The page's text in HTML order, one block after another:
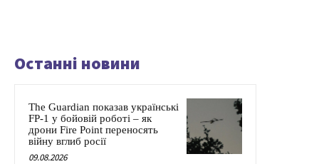
Останні новини
The Guardian показав українські
FP-1 у бойовій роботі – як
дрони Fire Point переносять
війну вглиб росії
09.08.2026